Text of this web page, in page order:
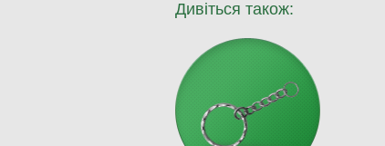
Дивіться також: